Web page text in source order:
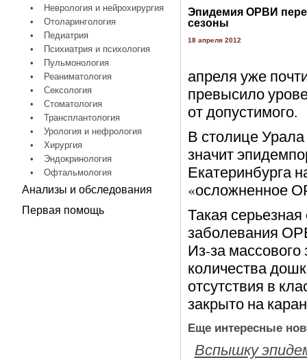
•
Неврология и нейрохирургия
•
Отоларингология
•
Педиатрия
•
Психиатрия и психология
•
Пульмонология
•
Реаниматология
•
Сексология
•
Стоматология
•
Трансплантология
•
Урология и нефрология
•
Хирургия
•
Эндокринология
•
Офтальмология
Анализы и обследования
Первая помощь
Эпидемия ОРВИ
сезоны
18 апреля 2012
апреля уже
превысило
от допустимого.
В столице
значит
Екатеринбурга
«осложненное
Такая
заболевания
Из-за
количества
отсутствия в
закрыто на
Еще интересные
Вспышку